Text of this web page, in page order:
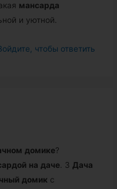
мансарда
и уютной.
чтобы ответить
домике?
на даче. 3 Дача
домикс